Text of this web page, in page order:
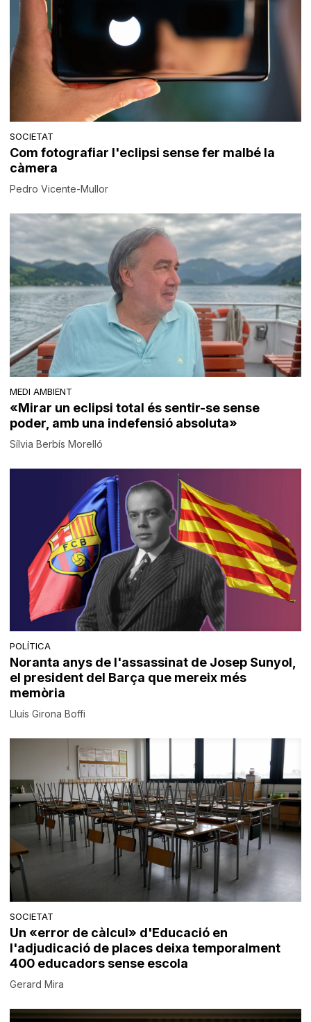
SOCIETAT
Com fotografiar l'eclipsi sense fer malbé la
càmera
Pedro Vicente-Mullor
MEDI AMBIENT
«Mirar un eclipsi total és sentir-se sense
poder, amb una indefensió absoluta»
Sílvia Berbís Morelló
POLÍTICA
Noranta anys de l'assassinat de Josep Sunyol,
el president del Barça que mereix més
memòria
Lluís Girona Boffi
SOCIETAT
Un «error de càlcul» d'Educació en
l'adjudicació de places deixa temporalment
400 educadors sense escola
Gerard Mira